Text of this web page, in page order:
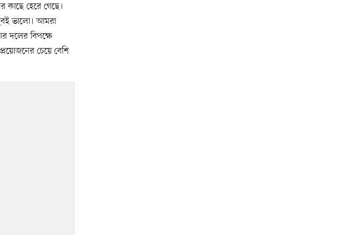
কাছে হেরে গেছে।
ভালো। আমরা
দলের বিপক্ষে
চেয়ে বেশি